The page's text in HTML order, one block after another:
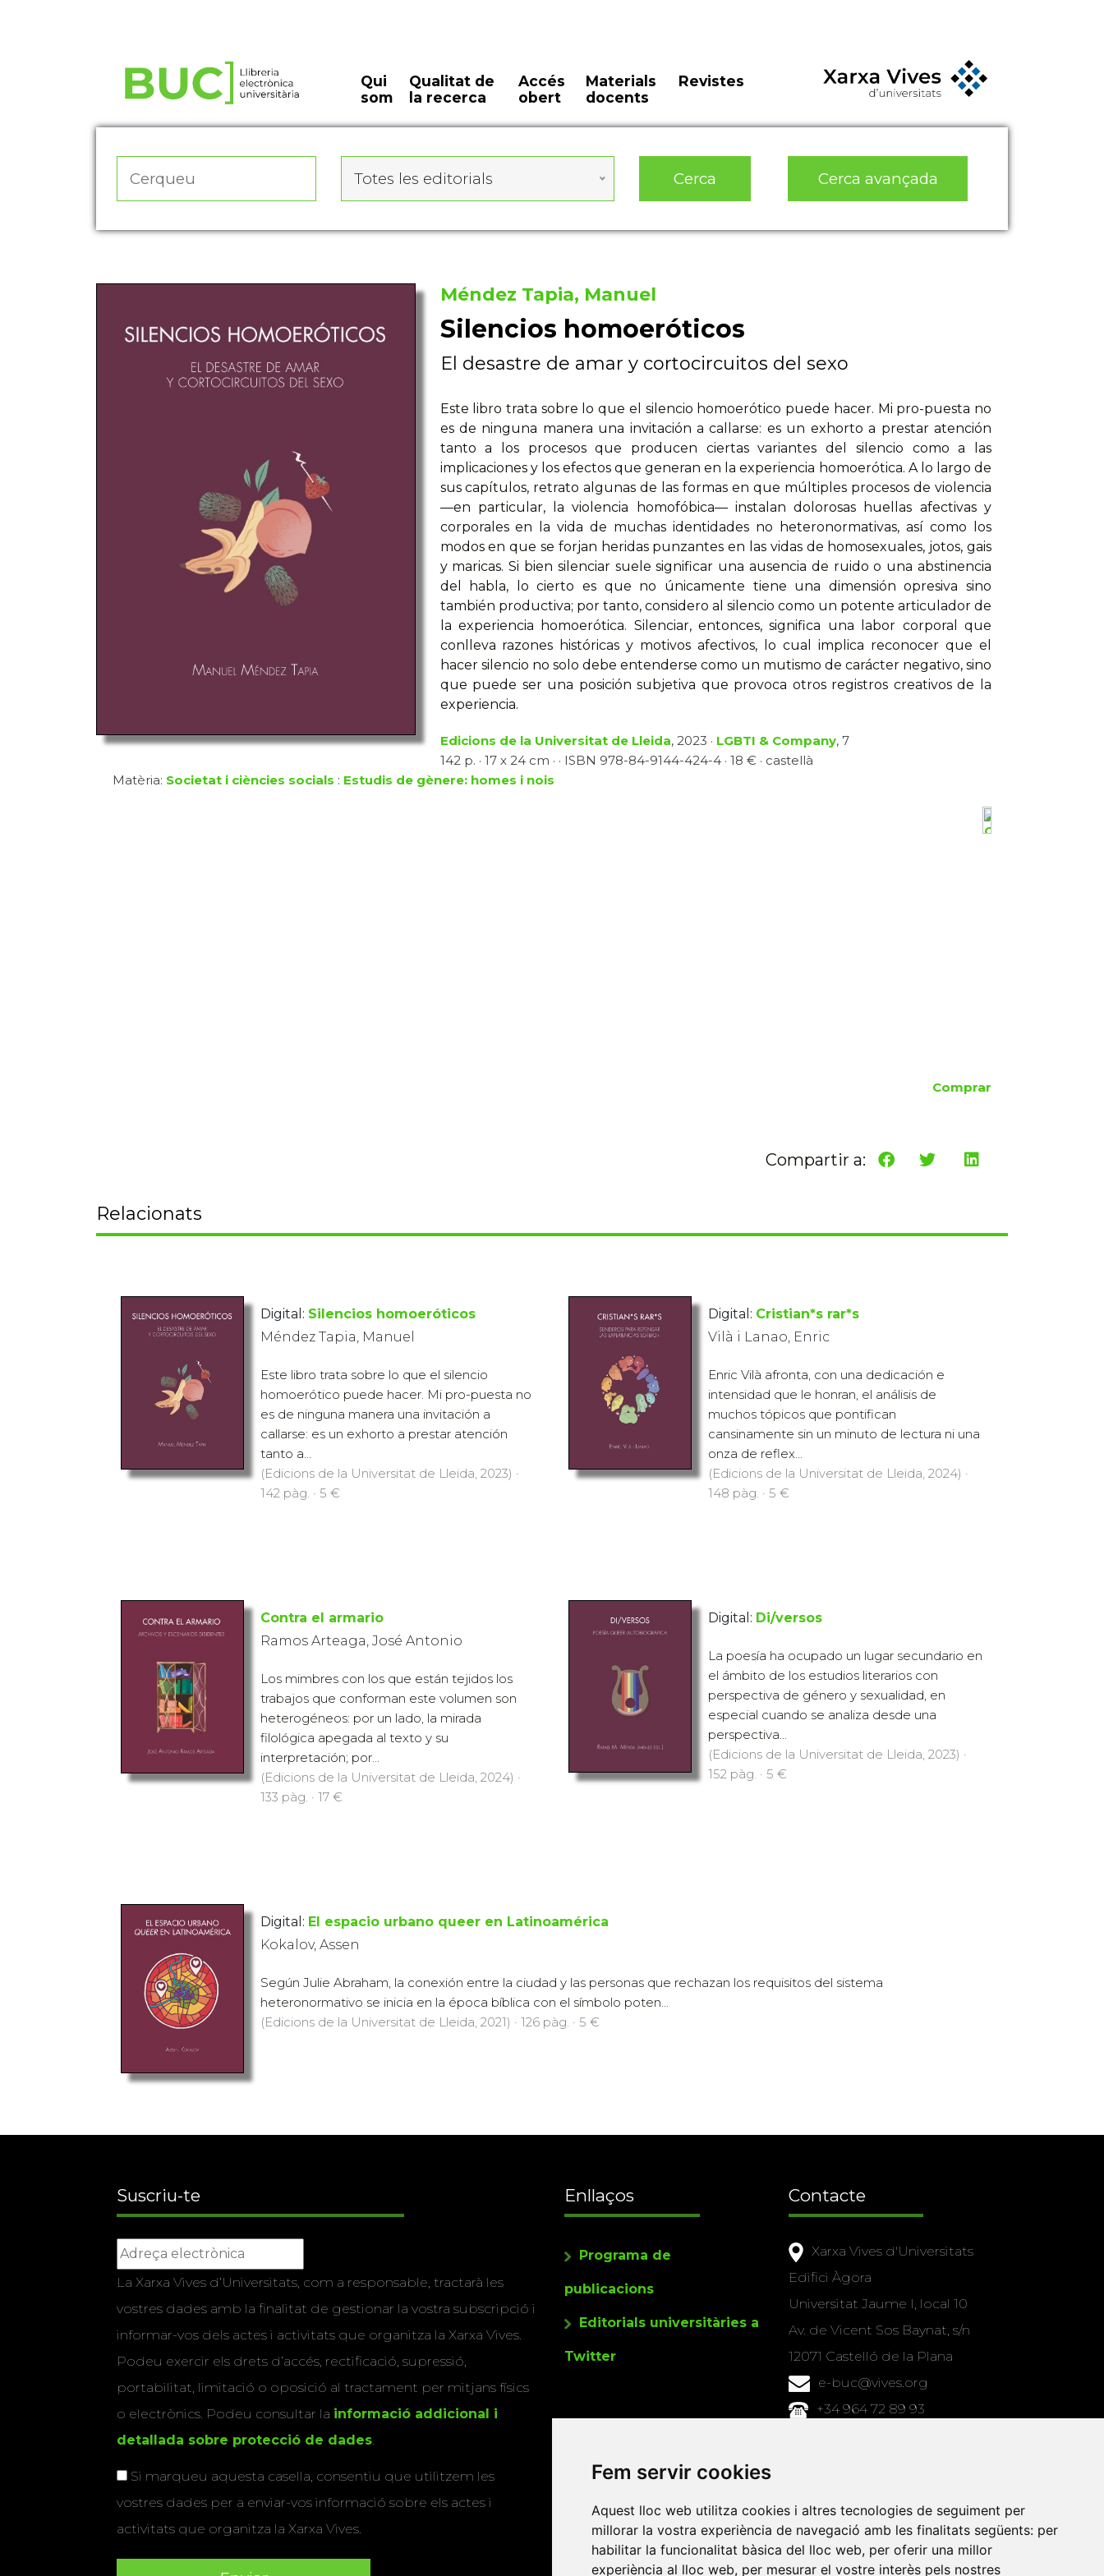
Fem servir cookies
Aquest lloc web utilitza cookies i altres tecnologies de seguiment per
millorar la vostra experiència de navegació amb les finalitats següents: per
habilitar la funcionalitat bàsica del lloc web, per oferir una millor
experiència al lloc web, per mesurar el vostre interès pels nostres
Qui
som
Qualitat de
la recerca
Accés
obert
Materials
docents
Revistes
Totes les editorials Cerca Cerca avançada
Méndez Tapia, Manuel
Silencios homoeróticos
El desastre de amar y cortocircuitos del sexo
Este libro trata sobre lo que el silencio homoerótico puede hacer. Mi pro-puesta no
es de ninguna manera una invitación a callarse: es un exhorto a prestar atención
tanto a los procesos que producen ciertas variantes del silencio como a las
implicaciones y los efectos que generan en la experiencia homoerótica. A lo largo de
sus capítulos, retrato algunas de las formas en que múltiples procesos de violencia
—en particular, la violencia homofóbica— instalan dolorosas huellas afectivas y
corporales en la vida de muchas identidades no heteronormativas, así como los
modos en que se forjan heridas punzantes en las vidas de homosexuales, jotos, gais
y maricas. Si bien silenciar suele significar una ausencia de ruido o una abstinencia
del habla, lo cierto es que no únicamente tiene una dimensión opresiva sino
también productiva; por tanto, considero al silencio como un potente articulador de
la experiencia homoerótica. Silenciar, entonces, significa una labor corporal que
conlleva razones históricas y motivos afectivos, lo cual implica reconocer que el
hacer silencio no solo debe entenderse como un mutismo de carácter negativo, sino
que puede ser una posición subjetiva que provoca otros registros creativos de la
experiencia.
Edicions de la Universitat de Lleida, 2023 · LGBTI & Company, 7
142 p. · 17 x 24 cm · · ISBN 978-84-9144-424-4 · 18 € · castellà
Matèria: Societat i ciències socials : Estudis de gènere: homes i nois
Comprar
Compartir a:
Relacionats
Digital: Silencios homoeróticos
Méndez Tapia, Manuel
Este libro trata sobre lo que el silencio
homoerótico puede hacer. Mi pro-puesta no
es de ninguna manera una invitación a
callarse: es un exhorto a prestar atención
tanto a...
(Edicions de la Universitat de Lleida, 2023) ·
142 pàg. · 5 €
Digital: Cristian*s rar*s
Vilà i Lanao, Enric
Enric Vilà afronta, con una dedicación e
intensidad que le honran, el análisis de
muchos tópicos que pontifican
cansinamente sin un minuto de lectura ni una
onza de reflex...
(Edicions de la Universitat de Lleida, 2024) ·
148 pàg. · 5 €
Contra el armario
Ramos Arteaga, José Antonio
Los mimbres con los que están tejidos los
trabajos que conforman este volumen son
heterogéneos: por un lado, la mirada
filológica apegada al texto y su
interpretación; por...
(Edicions de la Universitat de Lleida, 2024) ·
133 pàg. · 17 €
Digital: Di/versos
La poesía ha ocupado un lugar secundario en
el ámbito de los estudios literarios con
perspectiva de género y sexualidad, en
especial cuando se analiza desde una
perspectiva...
(Edicions de la Universitat de Lleida, 2023) ·
152 pàg. · 5 €
Digital: El espacio urbano queer en Latinoamérica
Kokalov, Assen
Según Julie Abraham, la conexión entre la ciudad y las personas que rechazan los requisitos del sistema
heteronormativo se inicia en la época bíblica con el símbolo poten...
(Edicions de la Universitat de Lleida, 2021) · 126 pàg. · 5 €
Suscriu-te
La Xarxa Vives d’Universitats, com a responsable, tractarà les
vostres dades amb la finalitat de gestionar la vostra subscripció i
informar-vos dels actes i activitats que organitza la Xarxa Vives.
Podeu exercir els drets d’accés, rectificació, supressió,
portabilitat, limitació o oposició al tractament per mitjans físics
o electrònics. Podeu consultar la informació addicional i
detallada sobre protecció de dades.
Si marqueu aquesta casella, consentiu que utilitzem les
vostres dades per a enviar-vos informació sobre els actes i
activitats que organitza la Xarxa Vives.
Enllaços
Programa de
publicacions
Editorials universitàries a
Twitter
Contacte
Xarxa Vives d'Universitats
Edifici Àgora
Universitat Jaume I, local 10
Av. de Vicent Sos Baynat, s/n
12071 Castelló de la Plana
e-buc@vives.org
+34 964 72 89 93